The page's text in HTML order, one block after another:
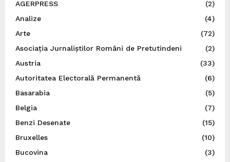
AGERPRESS
(2)
Analize
(4)
Arte
(72)
Asociația Jurnaliștilor Români de Pretutindeni
(2)
Austria
(33)
Autoritatea Electorală Permanentă
(6)
Basarabia
(5)
Belgia
(7)
Benzi Desenate
(15)
Bruxelles
(10)
Bucovina
(3)